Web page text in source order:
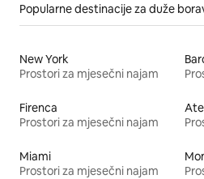
Popularne destinacije za duže
New York
Prostori za mjesečni najam
Firenca
Prostori za mjesečni najam
Miami
Prostori za mjesečni najam